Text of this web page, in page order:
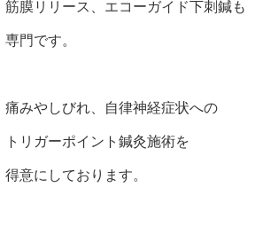
筋膜リリース、エコーガイド下刺鍼も
専門です。
痛みやしびれ、自律神経症状への
トリガーポイント鍼灸施術を
得意にしております。